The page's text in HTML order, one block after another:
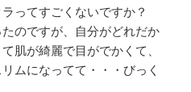
ってすごくないですか？
のですが、自分がどれだか
肌が綺麗で目がでかくて、
ムになってて・・・びっく